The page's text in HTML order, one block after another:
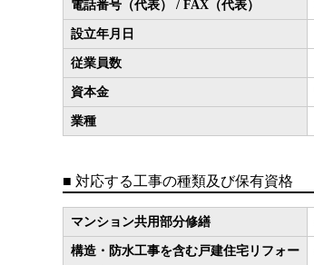
電話番号（代表） / FAX（代表）
設立年月日
従業員数
資本金
業種
■ 対応する工事の種類及び保有資格
マンション共用部分修繕
構造・防水工事を含む戸建住宅リフォー